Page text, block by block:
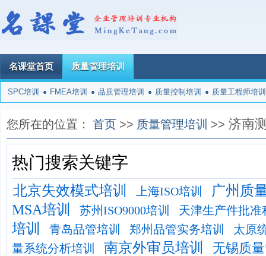
名课堂首页 质量管理培训
SPC培训 FMEA培训 品质管理培训 质量控制培训 质量工程师培训
您所在的位置： 首页 >> 质量管理培训 >> 济南
热门搜索关键字
北京失效模式培训 上海ISO培训
广州质
MSA培训
苏州ISO9000培训 天津生产件批准
培训 青岛品管培训 郑州品管实务培训
太原
量系统分析培训
南京外审员培训 无锡质